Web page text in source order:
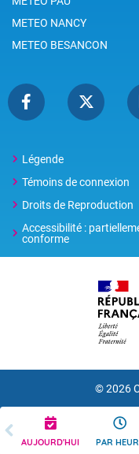
AUJOURD'HUI PAR
METEO NANCY
METEO BESANCON
Légende
Témoins de connexion
Droits de Reproduction
Accessibilité :
conforme
© 2026